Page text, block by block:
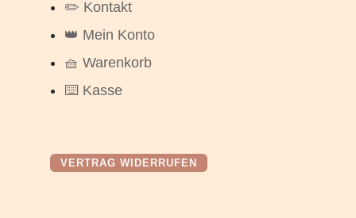
✏️ Kontakt
👑 Mein Konto
🧺 Warenkorb
⌨️ Kasse
VERTRAG WIDERRUFEN